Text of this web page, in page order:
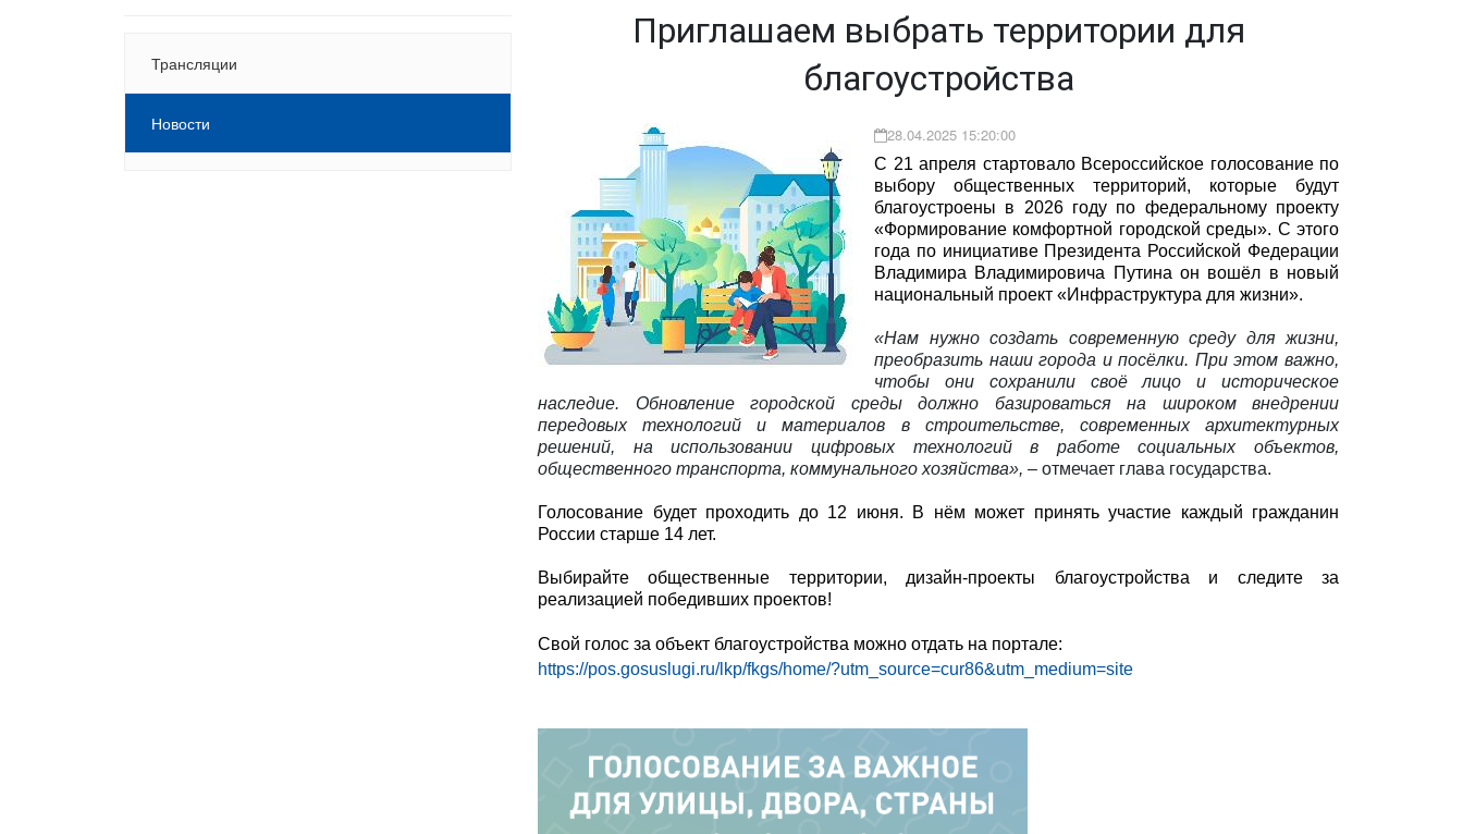
Трансляции
Новости
Приглашаем выбрать территории для
благоустройства
28.04.2025 15:20:00
С 21 апреля стартовало Всероссийское голосование по
выбору общественных территорий, которые будут
благоустроены в 2026 году по федеральному проекту
«Формирование комфортной городской среды». С этого
года по инициативе Президента Российской Федерации
Владимира Владимировича Путина он вошёл в новый
национальный проект «Инфраструктура для жизни».
«Нам нужно создать современную среду для жизни,
преобразить наши города и посёлки. При этом важно,
чтобы они сохранили своё лицо и историческое
наследие. Обновление городской среды должно базироваться на широком внедрении
передовых технологий и материалов в строительстве, современных архитектурных
решений, на использовании цифровых технологий в работе социальных объектов,
общественного транспорта, коммунального хозяйства», – отмечает глава государства.
Голосование будет проходить до 12 июня. В нём может принять участие каждый гражданин
России старше 14 лет.
Выбирайте общественные территории, дизайн-проекты благоустройства и следите за
реализацией победивших проектов!
Свой голос за объект благоустройства можно отдать на портале:
https://pos.gosuslugi.ru/lkp/fkgs/home/?utm_source=cur86&utm_medium=site